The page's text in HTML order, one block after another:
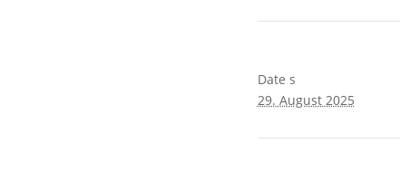
Date s
29. August 2025